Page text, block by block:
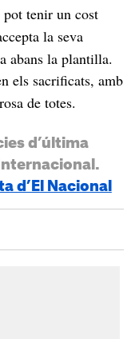
pot tenir un cost
la seva
abans la plantilla.
els sacrificats, amb
de totes.
d’última
d’El Nacional